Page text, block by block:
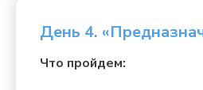
День 4.
Что пройдем: